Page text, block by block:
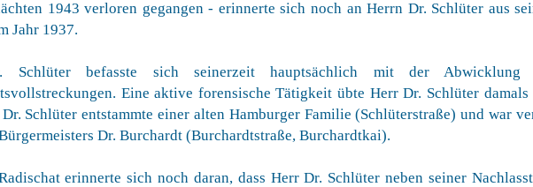
1943 verloren gegangen - erinnerte sich noch an Herrn Dr. Schlüter aus
Jahr 1937.
Schlüter befasste sich seinerzeit hauptsächlich mit der
Eine aktive forensische Tätigkeit übte Herr Dr. Schlüter
Schlüter entstammte einer alten Hamburger Familie (Schlüterstraße) und war
Dr. Burchardt (Burchardtstraße, Burchardtkai).
erinnerte sich noch daran, dass Herr Dr. Schlüter neben seiner